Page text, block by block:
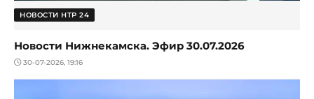
НОВОСТИ НТР 24
Новости Нижнекамска. Эфир 30.07.2026
30-07-2026, 19:16